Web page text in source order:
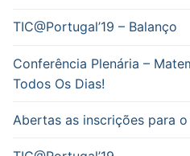
TIC@Portugal’19 – Balanço
Conferência Plenária –
Todos Os Dias!
Abertas as inscrições para o